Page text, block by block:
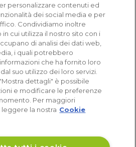
personalizzare contenuti ed
dei social media e per
Condividiamo inoltre
cui utilizza il nostro sito con i
di analisi dei dati web,
i quali potrebbero
che ha fornito loro
suo utilizzo dei loro servizi.
dettagli" è possibile
e modificare le preferenze
Per maggiori
leggere la nostra Cookie